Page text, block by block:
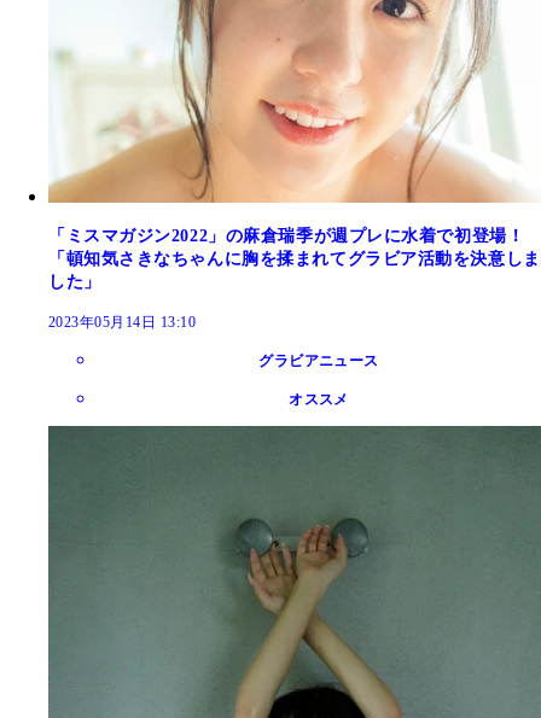
「ミスマガジン2022」の麻倉瑞季が週プレに水着で初登場！
「頓知気さきなちゃんに胸を揉まれてグラビア活動を決意しま
した」
2023年05月14日 13:10
グラビアニュース
オススメ